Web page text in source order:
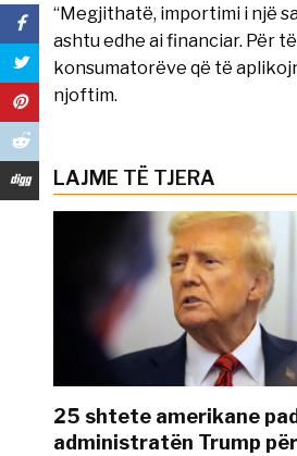
“Megjithatë, importimi i një
ashtu edhe ai financiar. Për
konsumatorëve që të
njoftim.
LAJME TË TJERA
25 shtete amerikane
administratën Trump për